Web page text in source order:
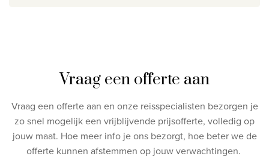
Vraag een offerte aan
Vraag een offerte aan en onze reisspecialisten bezorgen je
zo snel mogelijk een vrijblijvende prijsofferte, volledig op
jouw maat. Hoe meer info je ons bezorgt, hoe beter we de
offerte kunnen afstemmen op jouw verwachtingen.